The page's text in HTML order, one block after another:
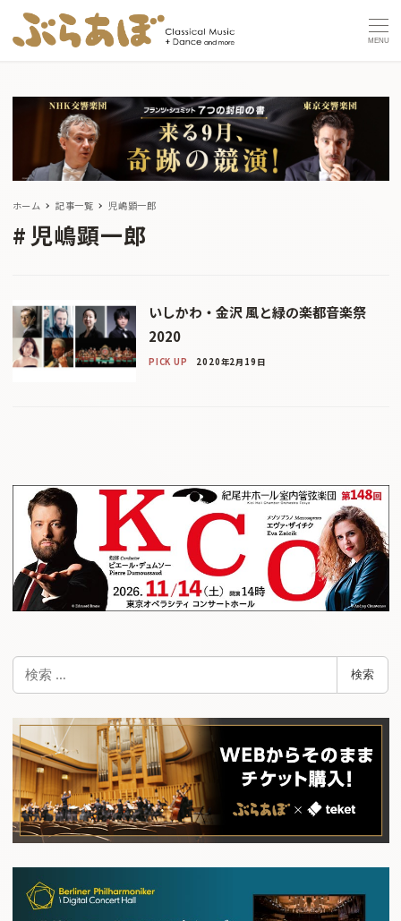
MENU
ホーム 記事一覧 児嶋顕一郎
児嶋顕一郎
いしかわ・金沢 風と緑の楽都音楽祭
2020
PICK UP 2020年2月19日
検
検索